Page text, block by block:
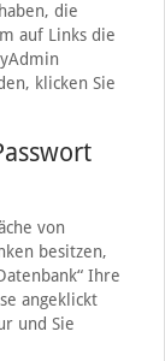
die
auf Links die
klicken Sie
von
besitzen,
Ihre
angeklickt
und Sie